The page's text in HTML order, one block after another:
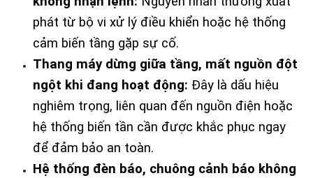
phát từ bộ vi xử lý điều khiển hoặc hệ thống
cảm biến tầng gặp sự cố.
Thang máy dừng giữa tầng, mất nguồn đột
ngột khi đang hoạt động: Đây là dấu hiệu
nghiêm trọng, liên quan đến nguồn điện hoặc
hệ thống biến tần cần được khắc phục ngay
để đảm bảo an toàn.
Hệ thống đèn báo, chuông cảnh báo không